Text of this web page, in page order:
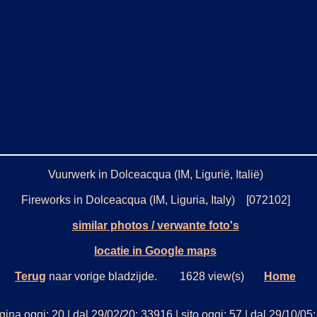
Vuurwerk in Dolceacqua (IM, Ligurië, Italië)
Fireworks in Dolceacqua (IM, Liguria, Italy) [072102]
similar photos / verwante foto's
locatie in Google maps
Terug naar vorige bladzijde. 1628 view(s) Home
oggi: 20 | dal 29/02/20: 33916 | sito oggi: 57 | dal 29/10/